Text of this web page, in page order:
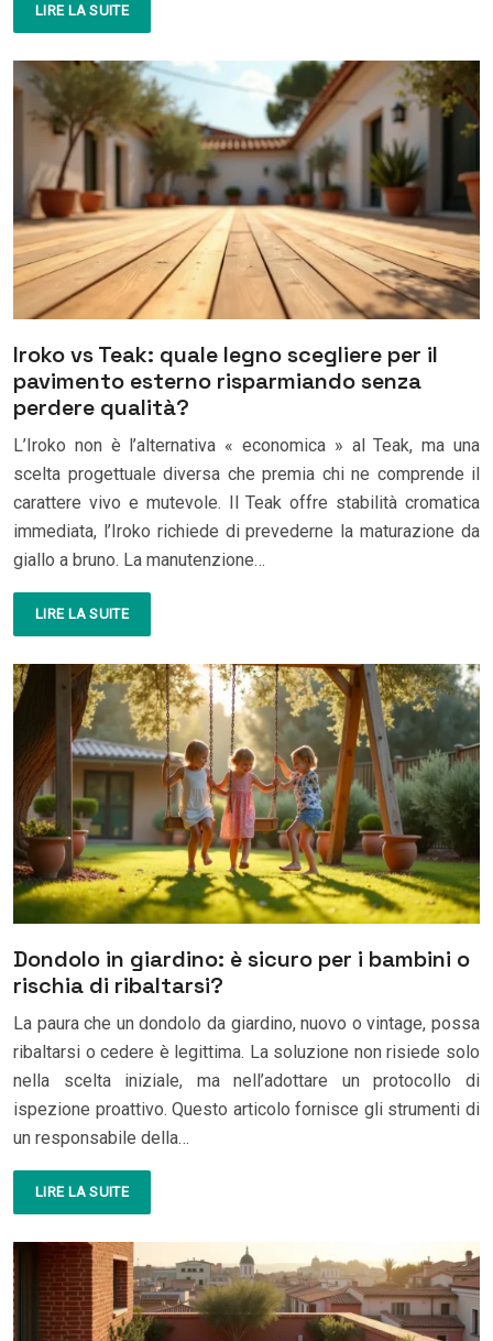
LIRE LA SUITE
Iroko vs Teak: quale legno scegliere per il
pavimento esterno risparmiando senza
perdere qualità?
L’Iroko non è l’alternativa « economica » al Teak, ma una
scelta progettuale diversa che premia chi ne comprende il
carattere vivo e mutevole. Il Teak offre stabilità cromatica
immediata, l’Iroko richiede di prevederne la maturazione da
giallo a bruno. La manutenzione…
LIRE LA SUITE
Dondolo in giardino: è sicuro per i bambini o
rischia di ribaltarsi?
La paura che un dondolo da giardino, nuovo o vintage, possa
ribaltarsi o cedere è legittima. La soluzione non risiede solo
nella scelta iniziale, ma nell’adottare un protocollo di
ispezione proattivo. Questo articolo fornisce gli strumenti di
un responsabile della…
LIRE LA SUITE